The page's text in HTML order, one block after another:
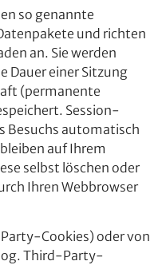
so genannte
und richten
an. Sie werden
Dauer einer Sitzung
(permanente
Session-
Besuchs automatisch
auf Ihrem
selbst löschen oder
Ihren Webbrowser
Cookies) oder von
Third-Party-